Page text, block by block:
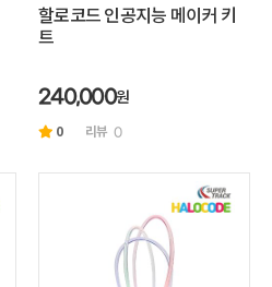
할로코드 인공지능 메이커 키
트
240,000원
0 리뷰 0